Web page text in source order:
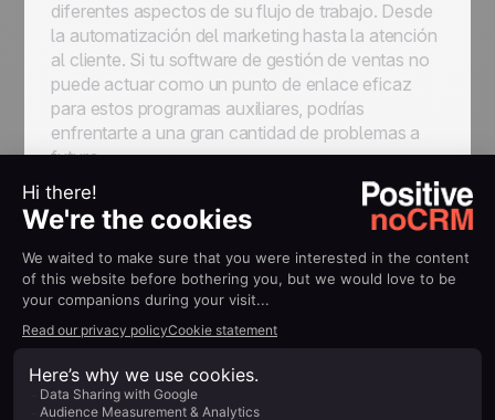
diferentes aspectos de su flujo de trabajo. Desde
la automatización del marketing hasta la atención
al cliente. Si tu software de gestión de ventas no
puede actuar como un punto de enlace eficaz
para estos programas auxiliares, podrías
enfrentarte a una gran cantidad de problemas a
futuro.